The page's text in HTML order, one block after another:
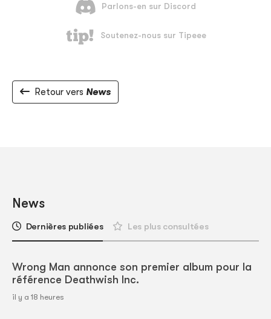
Retour vers News
News
Dernières publiées Les plus consultées
Wrong Man annonce son premier album pour la
référence Deathwish Inc.
il y a 18 heures